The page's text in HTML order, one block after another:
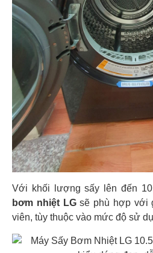
Với khối lượng sấy lên đến
bơm nhiệt LGsẽ phù hợp với
viên, tùy thuộc vào mức độ sử